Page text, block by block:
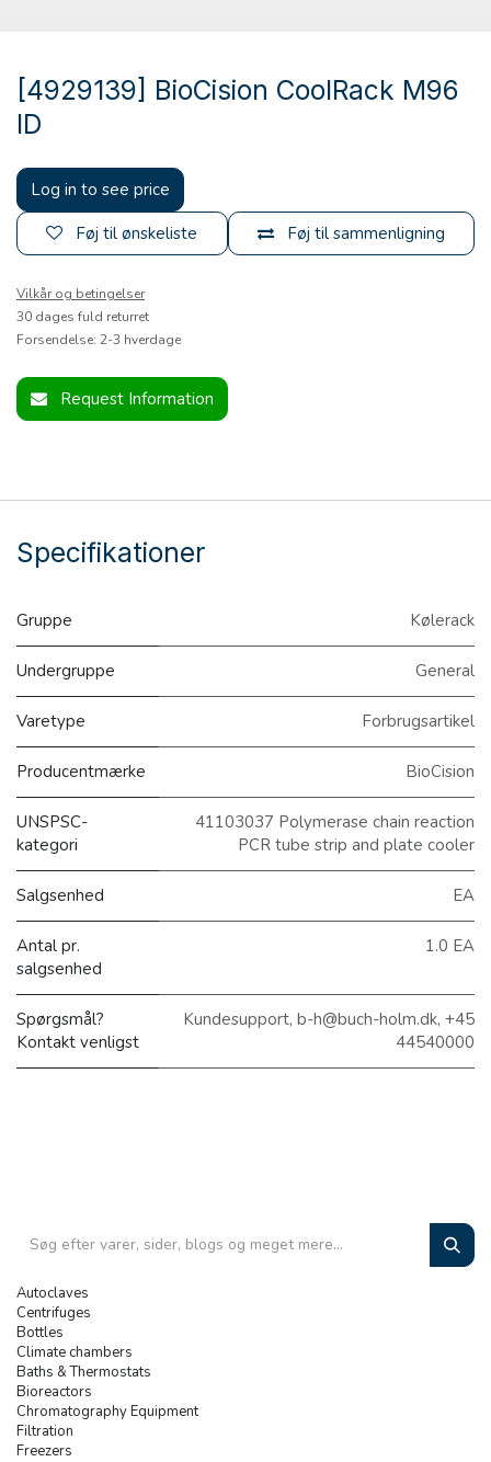
[4929139] BioCision CoolRack M96
ID
Log in to see price
Føj til sammenligning
Føj til ønskeliste
Vilkår og betingelser
30 dages fuld returret
Forsendelse: 2-3 hverdage
Request Information
Specifikationer
Gruppe Kølerack
Undergruppe General
Varetype Forbrugsartikel
Producentmærke BioCision
UNSPSC-
kategori
41103037 Polymerase chain reaction
PCR tube strip and plate cooler
Salgsenhed EA
Antal pr.
salgsenhed
1.0 EA
Spørgsmål?
Kontakt venligst
Kundesupport, b-h@buch-holm.dk, +45
44540000
Autoclaves
Centrifuges
Bottles
Climate chambers
Baths & Thermostats
Bioreactors
Chromatography Equipment
Filtration
Freezers